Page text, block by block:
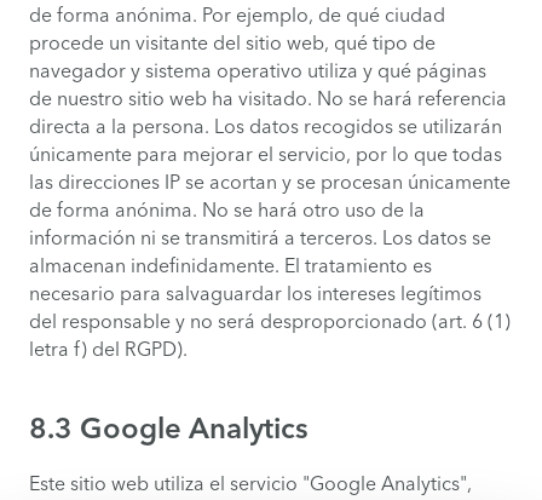
de forma anónima. Por ejemplo, de qué ciudad
procede un visitante del sitio web, qué tipo de
navegador y sistema operativo utiliza y qué páginas
de nuestro sitio web ha visitado. No se hará referencia
directa a la persona. Los datos recogidos se utilizarán
únicamente para mejorar el servicio, por lo que todas
las direcciones IP se acortan y se procesan únicamente
de forma anónima. No se hará otro uso de la
información ni se transmitirá a terceros. Los datos se
almacenan indefinidamente. El tratamiento es
necesario para salvaguardar los intereses legítimos
del responsable y no será desproporcionado (art. 6 (1)
letra f) del RGPD).
8.3 Google Analytics
Este sitio web utiliza el servicio "Google Analytics",